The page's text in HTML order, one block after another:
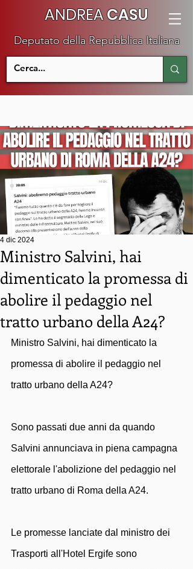
ANDREACASU
Deputato della Repubblica Italiana
Ministro Salvini, hai
dimenticato la promessa di
abolire il pedaggio nel
tratto urbano della A24?
4 dic 2024
Ministro Salvini, hai dimenticato la
promessa di abolire il pedaggio nel
tratto urbano della A24?
Sono passati due anni da quando
Salvini annunciava in piena campagna
elettorale l'abolizione del pedaggio nel
tratto urbano di Roma della A24.
Le promesse lanciate dal ministro dei
Trasporti all'Hotel Ergife sono